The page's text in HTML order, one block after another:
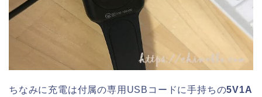
ちなみに充電は付属の専用USBコードに手持ちの5V1A